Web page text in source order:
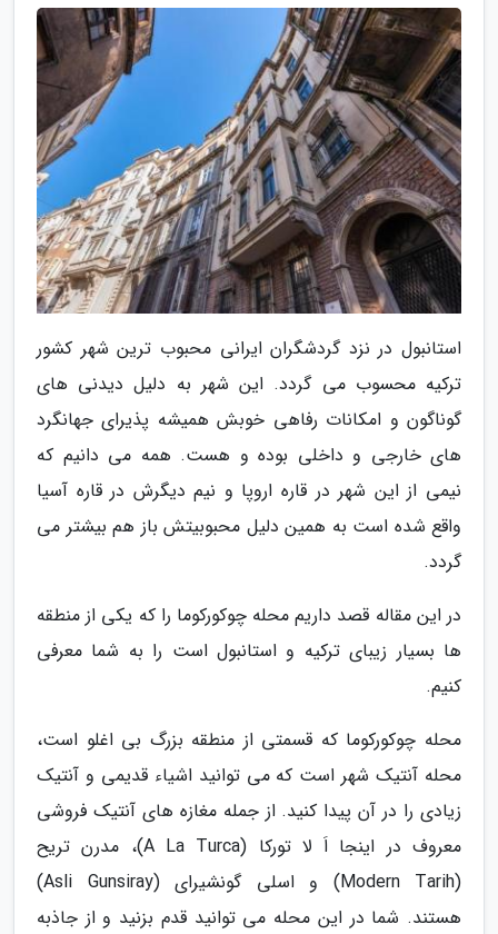
استانبول در نزد گردشگران ایرانی محبوب ترین شهر کشور
ترکیه محسوب می گردد. این شهر به دلیل دیدنی های
گوناگون و امکانات رفاهی خوبش همیشه پذیرای جهانگرد
های خارجی و داخلی بوده و هست. همه می دانیم که
نیمی از این شهر در قاره اروپا و نیم دیگرش در قاره آسیا
واقع شده است به همین دلیل محبوبیتش باز هم بیشتر می
گردد.
در این مقاله قصد داریم محله چوکورکوما را که یکی از منطقه
ها بسیار زیبای ترکیه و استانبول است را به شما معرفی
کنیم.
محله چوکورکوما که قسمتی از منطقه بزرگ بی اغلو است،
محله آنتیک شهر است که می توانید اشیاء قدیمی و آنتیک
زیادی را در آن پیدا کنید. از جمله مغازه های آنتیک فروشی
معروف در اینجا اَ لا تورکا (A La Turca)، مدرن تریح
(Modern Tarih) و اسلی گونشیرای (Asli Gunsiray)
هستند. شما در این محله می توانید قدم بزنید و از جاذبه